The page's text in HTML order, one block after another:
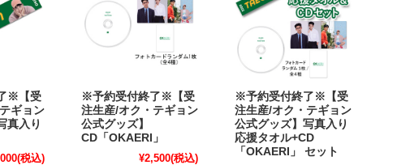
※【受
ギョン
真入り
(税込)
※予約受付終了※【受
注生産/オク・テギョン
公式グッズ】
CD「OKAERI」
¥2,500(税込)
※予約受付終了※【受
注生産/オク・テギョン
公式グッズ】写真入り
応援タオル+CD
「OKAERI」 セット